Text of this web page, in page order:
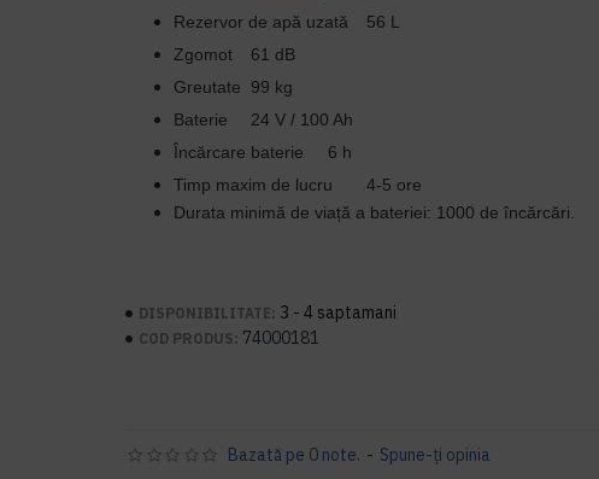
Rezervor de apă uzată
56 L
Zgomot
61 dB
Greutate
99 kg
Baterie
24 V / 100 Ah
Încărcare baterie
6 h
Timp maxim de lucru
4-5 ore
Durata minimă de viață a bateriei: 1000 de încărcări.
DISPONIBILITATE: 3 - 4 saptamani
COD PRODUS: 74000181
Bazată pe 0 note. - Spune-ţi opinia